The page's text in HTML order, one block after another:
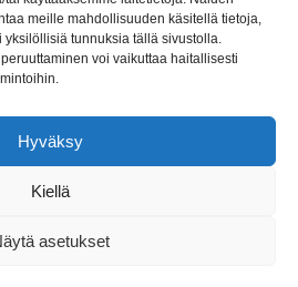
meille mahdollisuuden käsitellä tietoja,
yksilöllisiä tunnuksia tällä sivustolla.
voi vaikuttaa haitallisesti
Hyväksy
Kiellä
asetukset
Consult Lady